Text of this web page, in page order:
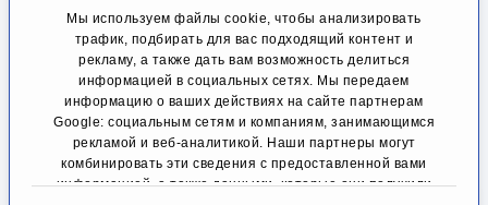
Мы используем файлы cookie, чтобы анализировать
трафик, подбирать для вас подходящий контент и
рекламу, а также дать вам возможность делиться
информацией в социальных сетях. Мы передаем
информацию о ваших действиях на сайте партнерам
Google: социальным сетям и компаниям, занимающимся
рекламой и веб-аналитикой. Наши партнеры могут
комбинировать эти сведения с предоставленной вами
информацией, а также данными, которые они получили
быстрее выздоровление
Проф. д-р Сафи Халил, главный врач
отделения ортопедии, травматологии и
спортивной медицины при евангелической
больнице «Хубертус», является экспертом в